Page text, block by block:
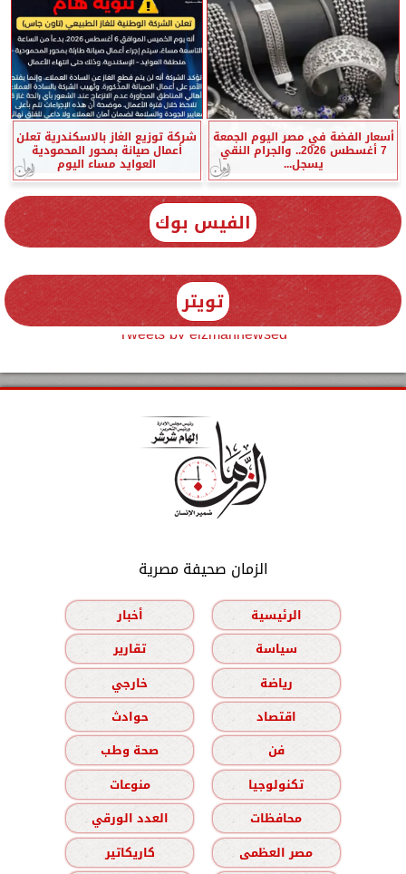
أسعار الفضة في مصر اليوم الجمعة
7 أغسطس 2026.. والجرام النقي
يسجل...
شركة توزيع الغاز بالاسكندرية تعلن
أعمال صيانة بمحور المحمودية
العوايد مساء اليوم
الفيس بوك
تويتر
Tweets by elzmannewseg
الزمان صحيفة مصرية
الرئيسية
أخبار
سياسة
تقارير
رياضة
خارجي
اقتصاد
حوادث
فن
صحة وطب
تكنولوجيا
منوعات
محافظات
العدد الورقي
مصر العظمى
كاريكاتير